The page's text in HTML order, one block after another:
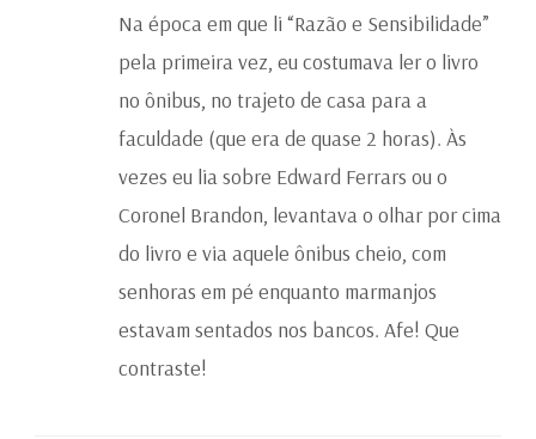
Na época em que li “Razão e Sensibilidade”
pela primeira vez, eu costumava ler o livro
no ônibus, no trajeto de casa para a
faculdade (que era de quase 2 horas). Às
vezes eu lia sobre Edward Ferrars ou o
Coronel Brandon, levantava o olhar por cima
do livro e via aquele ônibus cheio, com
senhoras em pé enquanto marmanjos
estavam sentados nos bancos. Afe! Que
contraste!